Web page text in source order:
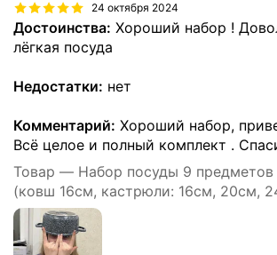
24 октября 2024
Достоинства: Хороший набор !
лёгкая посуда
Недостатки: нет
Комментарий: Хороший набор,
Всё целое и полный комплект .
Товар — Набор посуды 9 предметов
(ковш 16см, кастрюли: 16см, 20см,
2шт) OFENBACH.